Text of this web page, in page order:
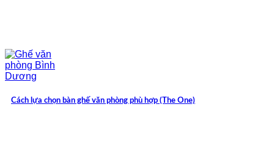
Cách lựa chọn bàn ghế văn phòng phù hợp (The One)